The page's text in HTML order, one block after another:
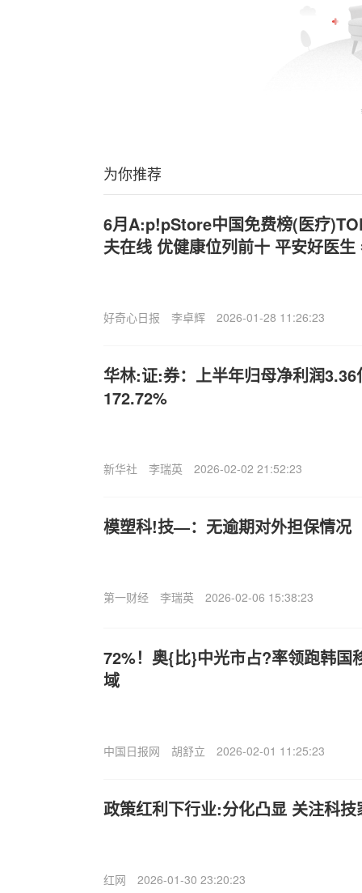
为你推荐
6月A:p!pStore中国免费榜(医疗
夫在线 优健康位列前十 平安好医
好奇心日报 李卓辉 2026-01-28 11:26:23
华林:证:券：上半年归母净利润
172.72%
新华社 李瑞英 2026-02-02 21:52:23
模塑科!技—：无逾期对外担保情况
第一财经 李瑞英 2026-02-06 15:38:23
72%！奥{比}中光市占?率领跑韩国
域
中国日报网 胡舒立 2026-02-01 11:25:23
政策红利下行业:分化凸显 关注科
红网 2026-01-30 23:20:23